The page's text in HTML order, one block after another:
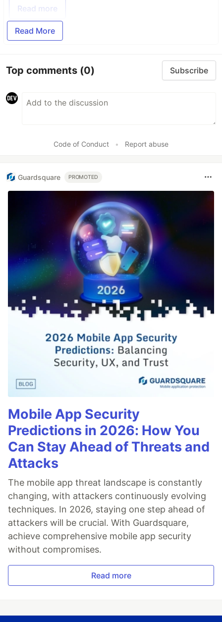
Read more
Read More
Top comments (0) Subscribe
Code of Conduct • Report abuse
Guardsquare PROMOTED
Mobile App Security
Predictions in 2026: How You
Can Stay Ahead of Threats and
Attacks
The mobile app threat landscape is constantly
changing, with attackers continuously evolving
techniques. In 2026, staying one step ahead of
attackers will be crucial. With Guardsquare,
achieve comprehensive mobile app security
without compromises.
Read more